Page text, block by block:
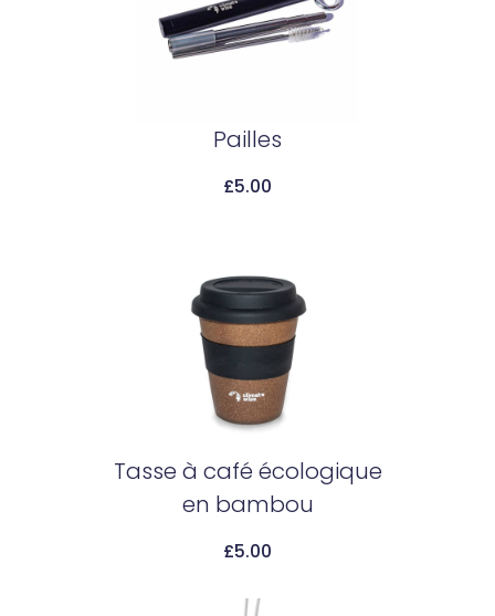
Add To Cart
Pailles
£5.00
Tasse à café écologique
en bambou
£5.00